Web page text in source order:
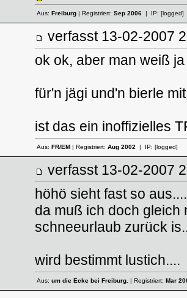
Aus: Freiburg| Registriert: Sep 2006| IP: [logged]
verfasst 13-02-
ok ok, aber man weiß
für'n jägi und'n bierle
ist das ein inoffizielles
Aus: FR/EM| Registriert: Aug 2002| IP: [logged]
verfasst 13-02-
höhö sieht fast so
da muß ich doch gleich
schneeurlaub zurück
wird bestimmt lustich....
Aus: um die Ecke bei Freiburg. | Registriert: Mar